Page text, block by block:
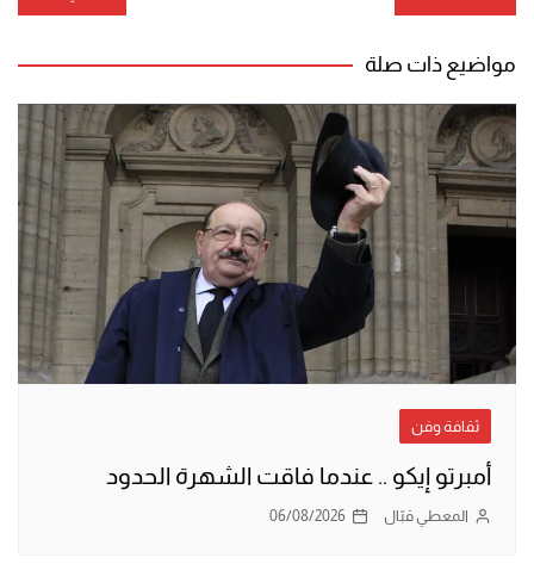
المقالات
مواضيع ذات صلة
ثقافة وفن
أمبرتو إيكو .. عندما فاقت الشهرة الحدود
المعطي قبّال 06/08/2026